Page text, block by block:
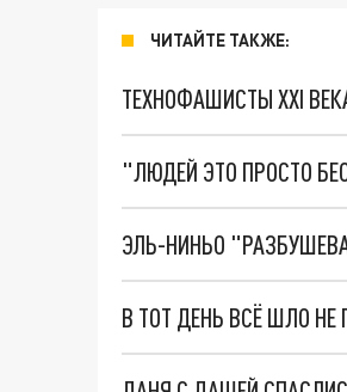
ЧИТАЙТЕ ТАКЖЕ:
ТЕХНОФАШИСТЫ XXI
"ЛЮДЕЙ ЭТО ПРОСТО
ЭЛЬ-НИНЬО